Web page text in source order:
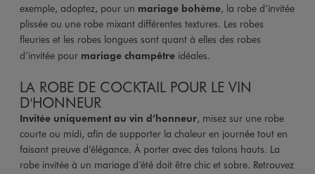
exemple, adoptez, pour un mariage bohème, la robe d’invitée
plissée ou une robe mixant différentes textures. Les robes
fleuries et les robes longues sont quant à elles des robes
d’invitée pour mariage champêtreidéales.
LA ROBE DE COCKTAIL POUR LE VIN
D'HONNEUR
Invitée uniquement au vin d’honneur, misez sur une robe
courte ou midi, afin de supporter la chaleur en journée tout en
faisant preuve d’élégance. À porter avec des talons hauts. La
robe invitée à un mariage d’été doit être chic et sobre. Retrouvez